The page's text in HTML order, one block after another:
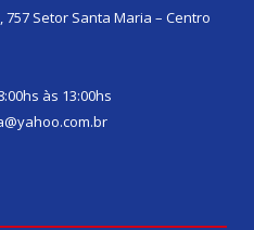
Setor Santa Maria – Centro
às 13:00hs